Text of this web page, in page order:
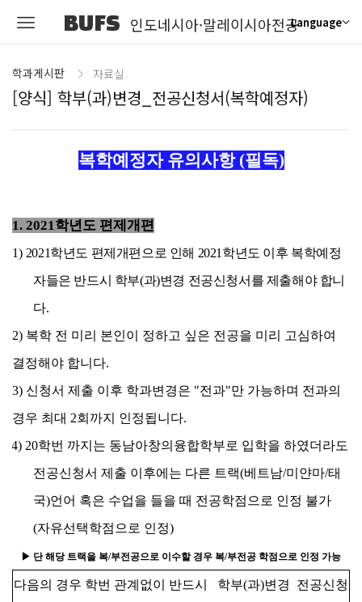
BUFS 인도네시아·말레이시아전공Language
학과게시판 자료실
[양식] 학부(과)변경_전공신청서(복학예정자)
복학예정자 유의사항 (필독)
1. 2021학년도 편제개편
1) 2021학년도 편제개편으로 인해 2021학년도 이후 복학예정
자들은 반드시 학부(과)변경 전공신청서를 제출해야 합니
다.
2) 복학 전 미리 본인이 정하고 싶은 전공을 미리 고심하여
결정해야 합니다.
3) 신청서 제출 이후 학과변경은 "전과"만 가능하며 전과의
경우 최대 2회까지 인정됩니다.
4) 20학번 까지는 동남아창의융합학부로 입학을 하였더라도
전공신청서 제출 이후에는 다른 트랙(베트남/미얀마/태
국)언어 혹은 수업을 들을 때 전공학점으로 인정 불가
(자유선택학점으로 인정)
▶ 단 해당 트랙을 복/부전공으로 이수할 경우 복/부전공 학점으로 인정 가능
다음의 경우 학번 관계없이 반드시 학부(과)변경 전공신청